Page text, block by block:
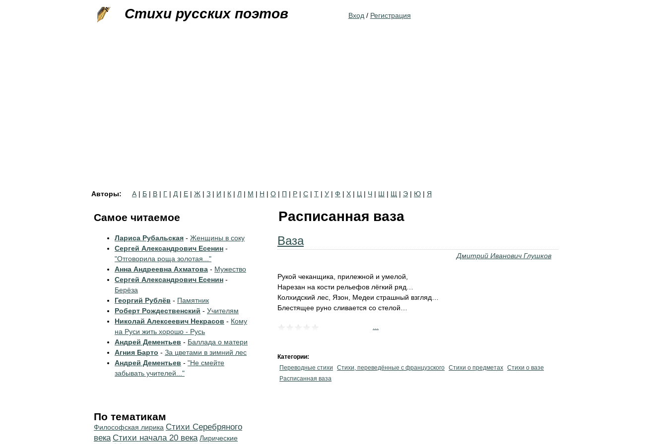
Стихи русских поэтов Вход / Регистрация
Авторы: А | Б | В | Г | Д | Е | Ж | З | И | К | Л | М | Н | О | П | Р | С | Т | У | Ф | Х | Ц | Ч | Ш | Щ | Э | Ю | Я
Расписанная ваза
Ваза
Дмитрий Иванович Глушков
Рукой чеканщика, прилежной и умелой,
Нарезан на кости рельефов лёгкий ряд…
Колхидский лес, Язон, Медеи страшный взгляд…
Блестящее руно сливается со стелой…
Категории:
Переводные стихи
Стихи, переведённые с французского Стихи о предметах Стихи о вазе
Расписанная ваза
Самое читаемое
Лариса Рубальская - Женщины в соку
Сергей Александрович Есенин -
"Отговорила роща золотая..."
Анна Андреевна Ахматова - Мужество
Сергей Александрович Есенин -
Берёза
Георгий Рублёв - Памятник
Роберт Рождественский - Учителям
Николай Алексеевич Некрасов - Кому
на Руси жить хорошо - Русь
Андрей Дементьев - Баллада о матери
Агния Барто - За цветами в зимний лес
Андрей Дементьев - "Не смейте
забывать учителей..."
По тематикам
Философская лирика Cтихи Серебряного
века Cтихи начала 20 века Лирические